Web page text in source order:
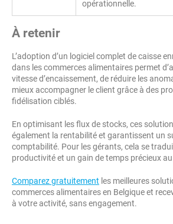
opérationnelle.
À retenir
L’adoption d’un logiciel complet de caisse
dans les commerces alimentaires permet
vitesse d’encaissement, de réduire les
mieux accompagner le client grâce à des
fidélisation ciblés.
En optimisant les flux de stocks, ces
également la rentabilité et garantissent un
comptabilité. Pour les gérants, cela se
productivité et un gain de temps précieux
Comparez gratuitement les meilleures
commerces alimentaires en Belgique et
à votre activité, sans engagement.